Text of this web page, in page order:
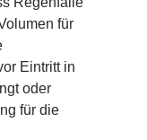
für
Eintritt in
oder
für die